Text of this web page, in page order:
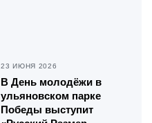
23 ИЮНЯ 2026
В День молодёжи в
ульяновском парке
Победы выступит